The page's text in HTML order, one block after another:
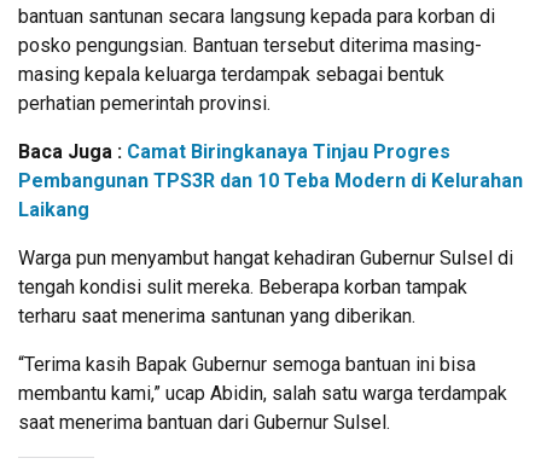
bantuan santunan secara langsung kepada para korban di
posko pengungsian. Bantuan tersebut diterima masing-
masing kepala keluarga terdampak sebagai bentuk
perhatian pemerintah provinsi.
Baca Juga : Camat Biringkanaya Tinjau Progres
Pembangunan TPS3R dan 10 Teba Modern di Kelurahan
Laikang
Warga pun menyambut hangat kehadiran Gubernur Sulsel di
tengah kondisi sulit mereka. Beberapa korban tampak
terharu saat menerima santunan yang diberikan.
“Terima kasih Bapak Gubernur semoga bantuan ini bisa
membantu kami,” ucap Abidin, salah satu warga terdampak
saat menerima bantuan dari Gubernur Sulsel.